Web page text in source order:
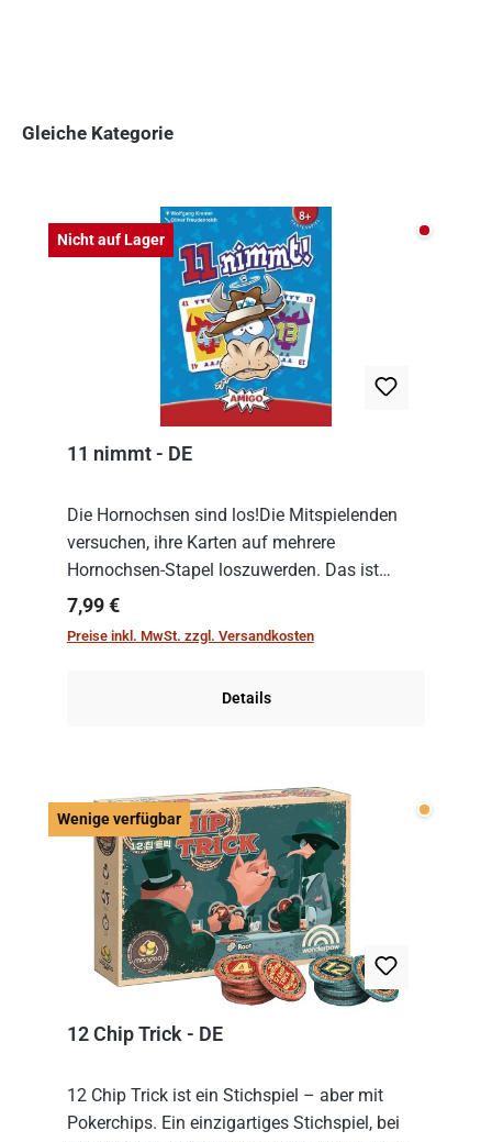
Gleiche Kategorie
Nicht auf Lager Nicht
11 nimmt - DE
Die Hornochsen sind los!Die Mitspielenden
versuchen, ihre Karten auf mehrere
Hornochsen-Stapel loszuwerden. Das ist
kniffliger als gedacht, denn die Differenz
zwischen ausgespielter Karte und der
Regulärer Preis:
7,99 €
Preise inkl. MwSt. zzgl. Versandkosten
Details
Wenige verfügbar Wenige
12 Chip Trick - DE
12 Chip Trick ist ein Stichspiel – aber mit
Pokerchips. Ein einzigartiges Stichspiel, bei